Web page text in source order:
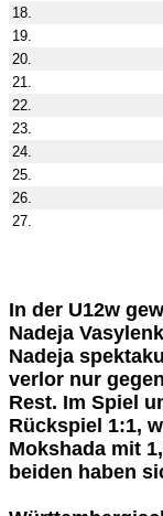
18.
19.
20.
21.
22.
23.
24.
25.
26.
27.
In der U12w
Nadeja
Nadeja
verlor nur
Rest. Im Spiel
Rückspiel 1:1,
Mokshada mit
beiden haben